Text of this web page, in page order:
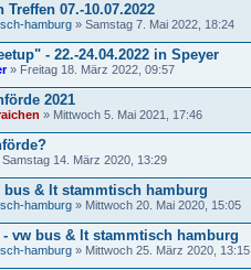
07.-10.07.2022
hamburg » Samstag 7. Mai 2022, 18:24
- 22.-24.04.2022 in Speyer
» Freitag 18. März 2022, 09:57
2021
» Mittwoch 5. Mai 2021, 17:46
Samstag 14. März 2020, 13:29
bus & lt stammtisch hamburg
hamburg » Mittwoch 20. Mai 2020, 15:05
- vw bus & lt stammtisch hamburg
hamburg » Mittwoch 25. März 2020, 13:15